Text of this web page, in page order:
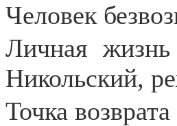
Человек
Личная
Никольский,
Точка